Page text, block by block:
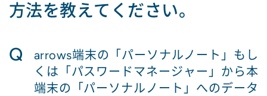
方法を教えてください。
Q
arrows端末の「パーソナルノート」もし
くは「パスワードマネージャー」から本
端末の「パーソナルノート」へのデータ